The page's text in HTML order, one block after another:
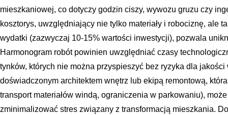
mieszkaniowej, co dotyczy godzin ciszy, wywozu gruzu czy
kosztorys, uwzględniający nie tylko materiały i robociznę, ale
wydatki (zazwyczaj 10-15% wartości inwestycji), pozwala
Harmonogram robót powinien uwzględniać czasy
tynków, których nie można przyspieszyć bez ryzyka dla jakości
doświadczonym architektem wnętrz lub ekipą remontową,
transport materiałów windą, ograniczenia w parkowaniu),
zminimalizować stres związany z transformacją mieszkania.